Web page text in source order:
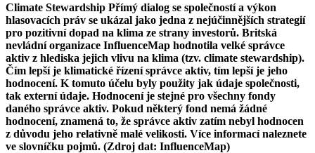
Climate Stewardship Přímý dialog se společností a výkon
hlasovacích práv se ukázal jako jedna z nejúčinnějších strategií
pro pozitivní dopad na klima ze strany investorů. Britská
nevládní organizace InfluenceMap hodnotila velké správce
aktiv z hlediska jejich vlivu na klima (tzv. climate stewardship).
Čím lepší je klimatické řízení správce aktiv, tím lepší je jeho
hodnocení. K tomuto účelu byly použity jak údaje společnosti,
tak externí údaje. Hodnocení je stejné pro všechny fondy
daného správce aktiv. Pokud některý fond nemá žádné
hodnocení, znamená to, že správce aktiv zatím nebyl hodnocen
z důvodu jeho relativně malé velikosti. Více informací naleznete
ve slovníčku pojmů. (Zdroj dat: InfluenceMap)